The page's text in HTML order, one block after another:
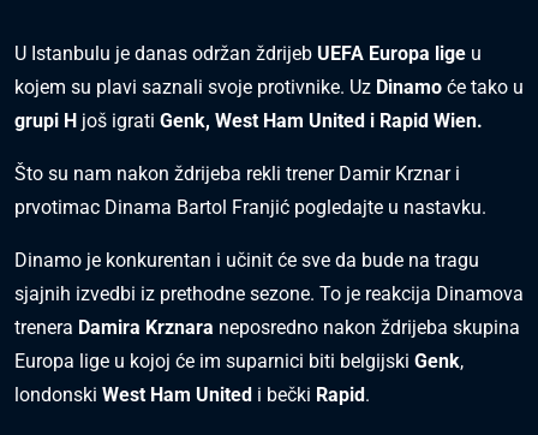
U Istanbulu je danas održan ždrijeb UEFA Europa lige u
kojem su plavi saznali svoje protivnike. Uz Dinamo će tako u
grupi H još igrati Genk, West Ham United i Rapid Wien.
Što su nam nakon ždrijeba rekli trener Damir Krznar i
prvotimac Dinama Bartol Franjić pogledajte u nastavku.
Dinamo je konkurentan i učinit će sve da bude na tragu
sjajnih izvedbi iz prethodne sezone. To je reakcija Dinamova
trenera Damira Krznara neposredno nakon ždrijeba skupina
Europa lige u kojoj će im suparnici biti belgijski Genk,
londonski West Ham United i bečki Rapid.